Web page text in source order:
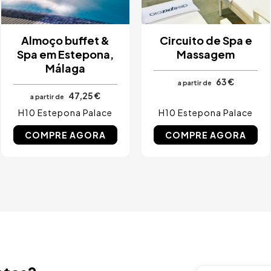
Almoço buffet &
Spa em Estepona,
Málaga
a partir de
47,25 €
H10 Estepona Palace
COMPRE AGORA
Circuito de Spa e
Massagem
a partir de 63 €
H10 Estepona Palace
COMPRE AGORA